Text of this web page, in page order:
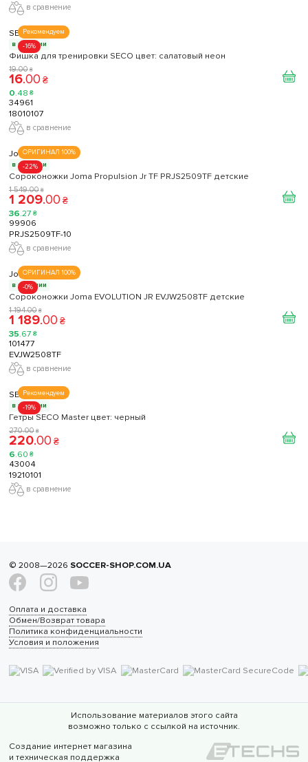
в сравнение
Рекомендуем
-16%
SECO
в наличии
Фишка для тренировки SECO цвет: салатовый неон
19.00 ₴
16.00 ₴
0.48 ₴
34961
18010107
в сравнение
ОРИГИНАЛ 100%
-22%
Joma
в наличии
Сороконожки Joma Propulsion Jr TF PRJS2509TF детские
1 549.00 ₴
1 209.00 ₴
36.27 ₴
99906
PRJS2509TF-10
в сравнение
ОРИГИНАЛ 100%
-0%
Joma
в наличии
Сороконожки Joma EVOLUTION JR EVJW2508TF детские
1 194.00 ₴
1 189.00 ₴
35.67 ₴
101477
EVJW2508TF
в сравнение
Рекомендуем
-19%
SECO
в наличии
Гетры SECO Master цвет: черный
270.00 ₴
220.00 ₴
6.60 ₴
43004
19210101
в сравнение
© 2008—2026 SOCCER-SHOP.COM.UA
Оплата и доставка
Обмен/Возврат товара
Политика конфиденциальности
Условия и положения
Использование материалов этого сайта
возможно только с ссылкой на источник.
Создание интернет магазина
и техническая поддержка